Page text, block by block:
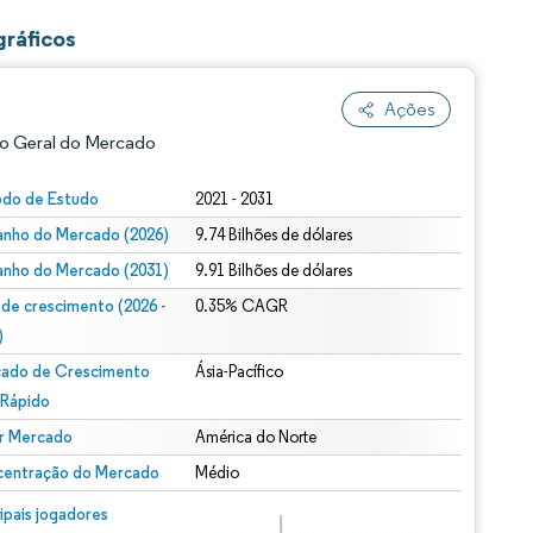
Ações
Geral do Mercado
de Estudo 2021 - 2031
do Mercado (2026) 9.74 Bilhões de dólares
do Mercado (2031) 9.91 Bilhões de dólares
de crescimento (2026 -
0.35% CAGR
de Crescimento
Ásia-Pacífico
Mercado América do Norte
do Mercado Médio
jogadores
© Mordor Intelligence. O reuso requer atribuição conforme CC BY 4.0.
conforme CC BY 4.0.